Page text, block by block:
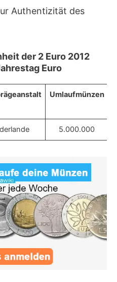
Authentizität des
der 2 Euro 2012
Euro
Umlaufmünzen
5.000.000